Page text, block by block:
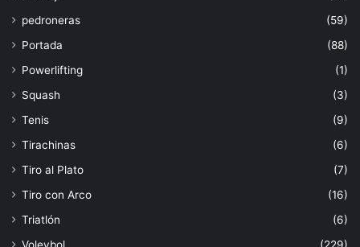
pedroneras
(59)
Portada
(88)
Powerlifting
(1)
Squash
(3)
Tenis
(9)
Tirachinas
(6)
Tiro al Plato
(7)
Tiro con Arco
(16)
Triatlón
(6)
Voleybol
(229)